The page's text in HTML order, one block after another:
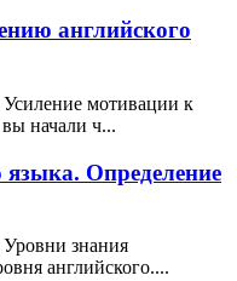
английского
Усиление мотивации к
начали ч...
языка. Определение
Уровни знания
английского....